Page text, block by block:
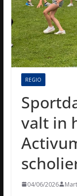
REGIO
valt in
04/06/2026